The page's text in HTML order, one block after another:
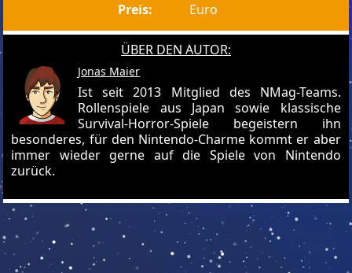
Preis:
Euro
ÜBER DEN AUTOR:
Jonas Maier
Ist seit 2013 Mitglied des NMag-Teams.
Rollenspiele aus Japan sowie klassische
Survival-Horror-Spiele begeistern ihn
besonderes, für den Nintendo-Charme kommt er aber
immer wieder gerne auf die Spiele von Nintendo
zurück.